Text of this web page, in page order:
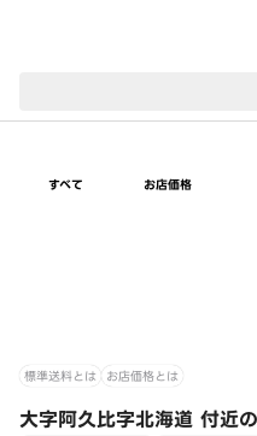
すべて お店価格
標準送料とは お店価格とは
大字阿久比字北海道 付近